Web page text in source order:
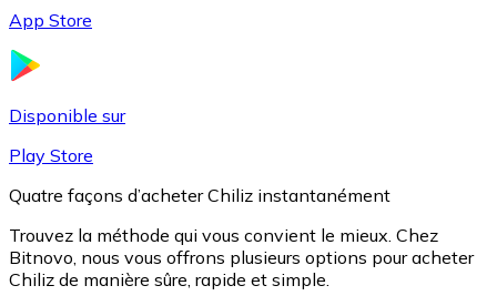
App Store
Disponible sur
Play Store
Quatre façons d’acheter Chiliz instantanément
Trouvez la méthode qui vous convient le mieux. Chez
Bitnovo, nous vous offrons plusieurs options pour acheter
Chiliz de manière sûre, rapide et simple.